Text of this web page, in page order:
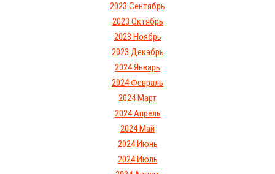
2023 Сентябрь
2023 Октябрь
2023 Ноябрь
2023 Декабрь
2024 Январь
2024 Февраль
2024 Март
2024 Апрель
2024 Май
2024 Июнь
2024 Июль